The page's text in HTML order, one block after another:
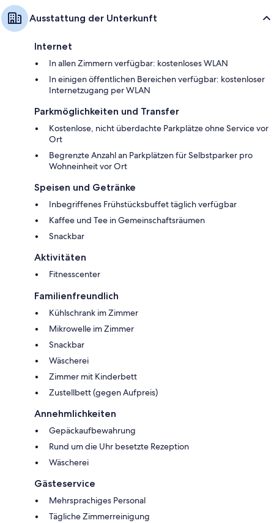
Ausstattung der Unterkunft
Internet
In allen Zimmern verfügbar: kostenloses WLAN
In einigen öffentlichen Bereichen verfügbar: kostenloser
Internetzugang per WLAN
Parkmöglichkeiten und Transfer
Kostenlose, nicht überdachte Parkplätze ohne Service vor
Ort
Begrenzte Anzahl an Parkplätzen für Selbstparker pro
Wohneinheit vor Ort
Speisen und Getränke
Inbegriffenes Frühstücksbuffet täglich verfügbar
Kaffee und Tee in Gemeinschaftsräumen
Snackbar
Aktivitäten
Fitnesscenter
Familienfreundlich
Kühlschrank im Zimmer
Mikrowelle im Zimmer
Snackbar
Wäscherei
Zimmer mit Kinderbett
Zustellbett (gegen Aufpreis)
Annehmlichkeiten
Gepäckaufbewahrung
Rund um die Uhr besetzte Rezeption
Wäscherei
Gästeservice
Mehrsprachiges Personal
Tägliche Zimmerreinigung